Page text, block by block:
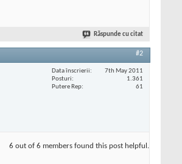
Răspunde cu citat
#2
Data înscrierii
7th May 2011
Posturi
1.361
Putere Rep
61
6 out of 6 members found this post helpful.